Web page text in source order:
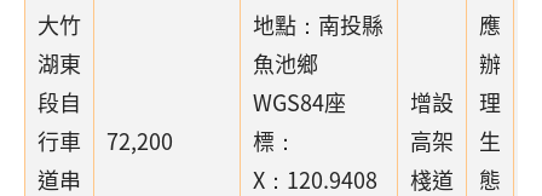
大竹
湖東
段自
行車
道串
72,200
地點：南投縣
魚池鄉
WGS84座
標：
X：120.9408
增設
高架
棧道
應
辦
理
生
態